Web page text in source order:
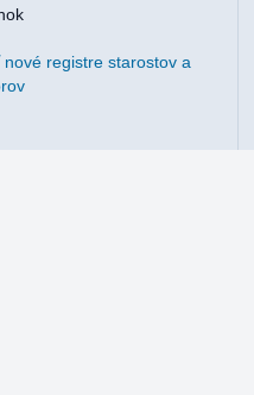
registre starostov a